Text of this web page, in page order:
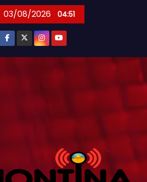
03/08/2026 04:51